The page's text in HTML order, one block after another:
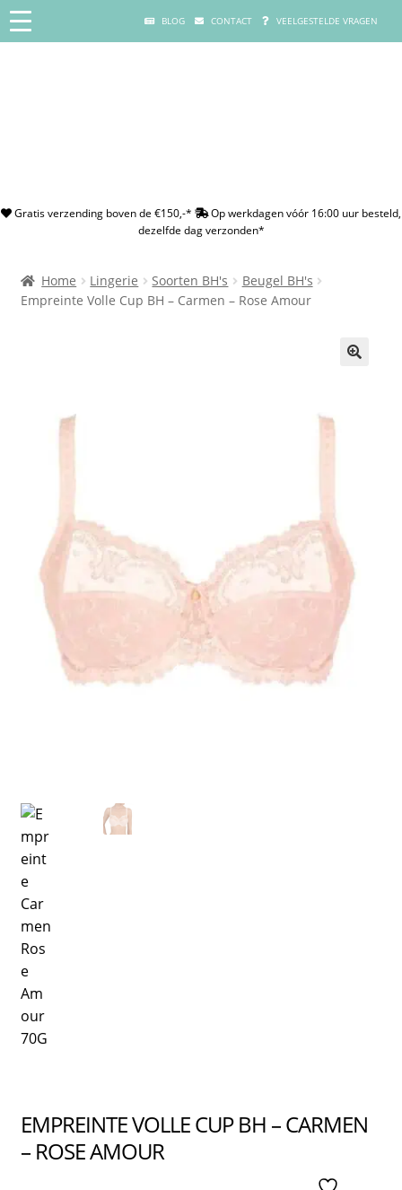
BLOG CONTACT VEELGESTELDE VRAGEN
Gratis verzending boven de €150,-*
Op werkdagen vóór 16:00 uur besteld,
dezelfde dag verzonden*
Home Lingerie Soorten BH's
Beugel BH's
Empreinte Volle Cup BH – Carmen – Rose Amour
EMPREINTE VOLLE CUP BH – CARMEN
– ROSE AMOUR